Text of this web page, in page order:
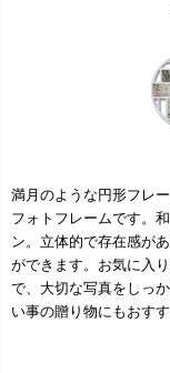
満月のような円形フレ
フォトフレームです。
ン。立体的で存在感が
ができます。お気に入
で、大切な写真をしっ
い事の贈り物にもおす